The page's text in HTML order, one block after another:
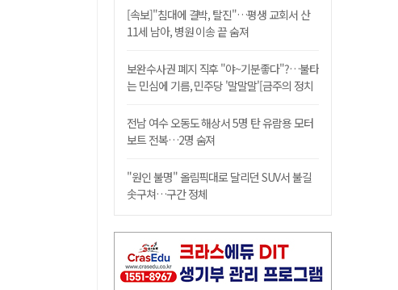
[속보]"침대에 결박, 탈진"…평생 교회서 산
11세 남아, 병원 이송 끝 숨져
보완수사권 폐지 직후 "야~기분좋다"?…불타
는 민심에 기름, 민주당 '말말말'[금주의 정치
전남 여수 오동도 해상서 5명 탄 유람용 모터
보트 전복…2명 숨져
"원인 불명" 올림픽대로 달리던 SUV서 불길
솟구쳐…구간 정체